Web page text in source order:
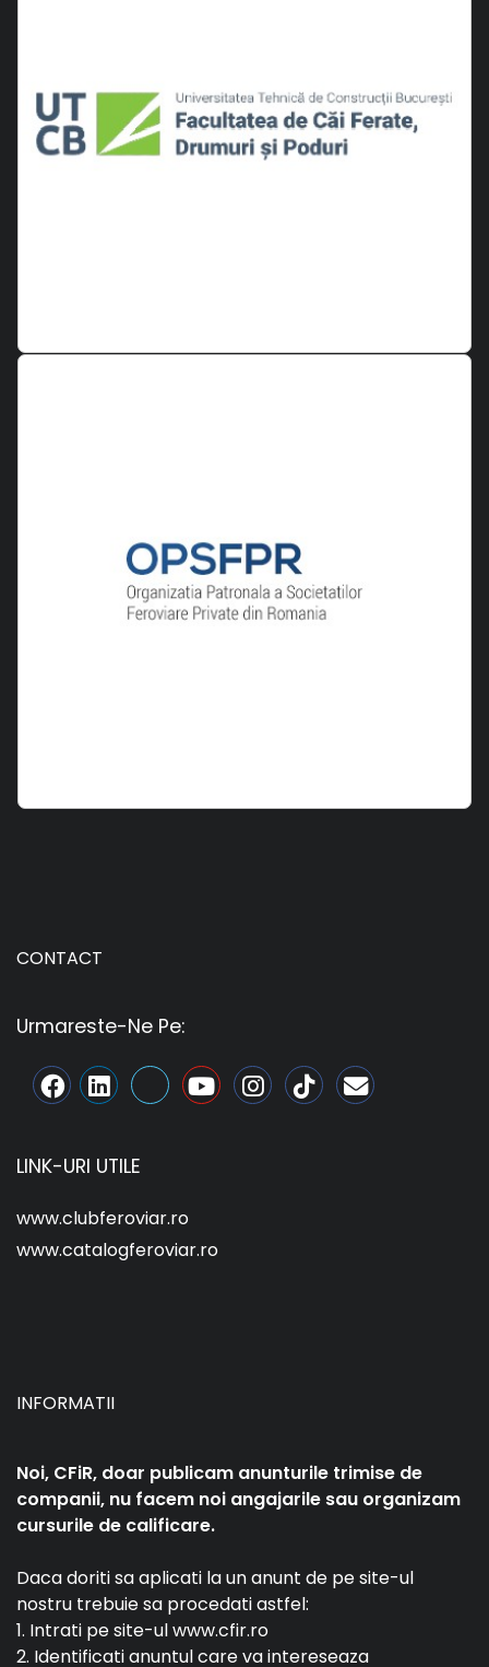
CONTACT
Urmareste-Ne Pe:
LINK-URI UTILE
www.clubferoviar.ro
www.catalogferoviar.ro
INFORMATII
Noi, CFiR, doar publicam anunturile trimise de
companii, nu facem noi angajarile sau organizam
cursurile de calificare.
Daca doriti sa aplicati la un anunt de pe site-ul
nostru trebuie sa procedati astfel:
1. Intrati pe site-ul www.cfir.ro
2. Identificati anuntul care va intereseaza